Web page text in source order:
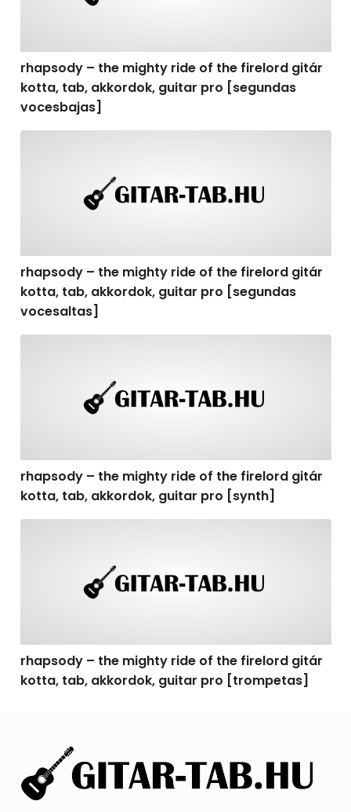
rhapsody – the mighty ride of the firelord gitár
kotta, tab, akkordok, guitar pro [segundas
vocesbajas]
rhapsody – the mighty ride of the firelord gitár
kotta, tab, akkordok, guitar pro [segundas
vocesaltas]
rhapsody – the mighty ride of the firelord gitár
kotta, tab, akkordok, guitar pro [synth]
rhapsody – the mighty ride of the firelord gitár
kotta, tab, akkordok, guitar pro [trompetas]